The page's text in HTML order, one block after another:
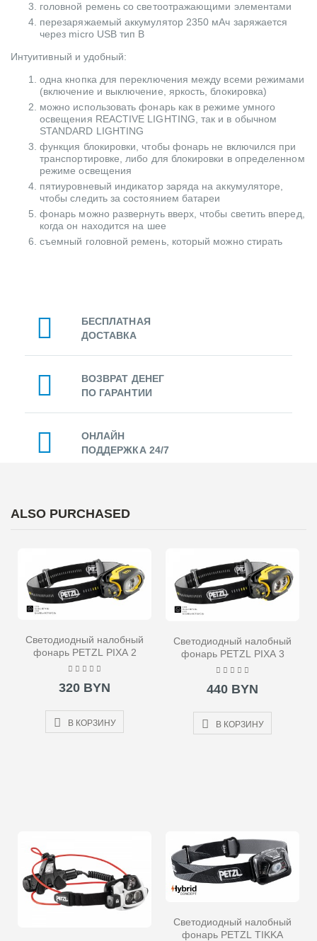
головной ремень со светоотражающими элементами
перезаряжаемый аккумулятор 2350 мАч заряжается
через micro USB тип B
Интуитивный и удобный:
одна кнопка для переключения между всеми режимами
(включение и выключение, яркость, блокировка)
можно использовать фонарь как в режиме умного
освещения REACTIVE LIGHTING, так и в обычном
STANDARD LIGHTING
функция блокировки, чтобы фонарь не включился при
транспортировке, либо для блокировки в определенном
режиме освещения
пятиуровневый индикатор заряда на аккумуляторе,
чтобы следить за состоянием батареи
фонарь можно развернуть вверх, чтобы светить вперед,
когда он находится на шее
съемный головной ремень, который можно стирать
БЕСПЛАТНАЯ
ДОСТАВКА
ВОЗВРАТ ДЕНЕГ
ПО ГАРАНТИИ
ОНЛАЙН
ПОДДЕРЖКА 24/7
ALSO PURCHASED
Светодиодный налобный
фонарь PETZL PIXA 2
320 BYN
В КОРЗИНУ
Светодиодный налобный
фонарь PETZL PIXA 3
440 BYN
В КОРЗИНУ
Светодиодный налобный
фонарь PETZL TIKKA